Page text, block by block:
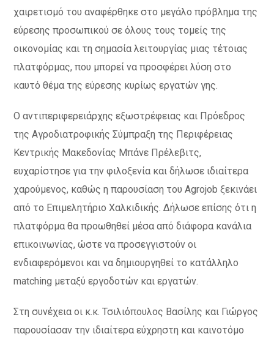
χαιρετισμό του αναφέρθηκε στο μεγάλο πρόβλημα της
εύρεσης προσωπικού σε όλους τους τομείς της
οικονομίας και τη σημασία λειτουργίας μιας τέτοιας
πλατφόρμας, που μπορεί να προσφέρει λύση στο
καυτό θέμα της εύρεσης κυρίως εργατών γης.
Ο αντιπεριφερειάρχης εξωστρέφειας και Πρόεδρος
της Αγροδιατροφικής Σύμπραξη της Περιφέρειας
Κεντρικής Μακεδονίας Μπάνε Πρέλεβιτς,
ευχαρίστησε για την φιλοξενία και δήλωσε ιδιαίτερα
χαρούμενος, καθώς η παρουσίαση του Agrojob ξεκινάει
από το Επιμελητήριο Χαλκιδικής. Δήλωσε επίσης ότι η
πλατφόρμα θα προωθηθεί μέσα από διάφορα κανάλια
επικοινωνίας, ώστε να προσεγγιστούν οι
ενδιαφερόμενοι και να δημιουργηθεί το κατάλληλο
matching μεταξύ εργοδοτών και εργατών.
Στη συνέχεια οι κ.κ. Τσιλιόπουλος Βασίλης και Γιώργος
παρουσίασαν την ιδιαίτερα εύχρηστη και καινοτόμο